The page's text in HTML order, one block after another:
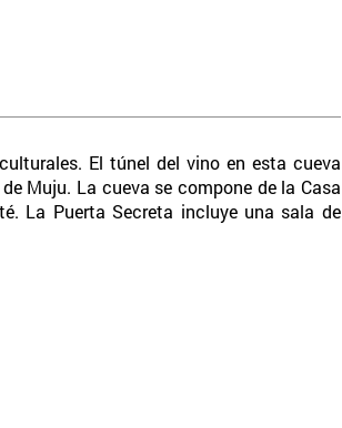
El túnel del vino en esta cueva
Muju. La cueva se compone de la Casa
La Puerta Secreta incluye una sala de